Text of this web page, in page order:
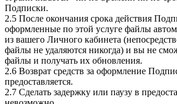
Подписки.
2.5 После окончания срока действия
оформленные по этой услуге файлы
из вашего Личного кабинета
файлы не удаляются никогда) и вы не
файлы и получать их обновления.
2.6 Возврат средств за оформление
предоставляется.
2.7 Сделать задержку или паузу в